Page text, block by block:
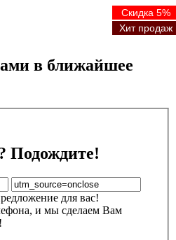
в ближайшее
Подождите!
для вас!
и мы сделаем Вам
Скидка 5%
Хит продаж
Скидка 5%
Хит продаж
Скидка 5%
Хит продаж
Скидка 5%
Хит продаж